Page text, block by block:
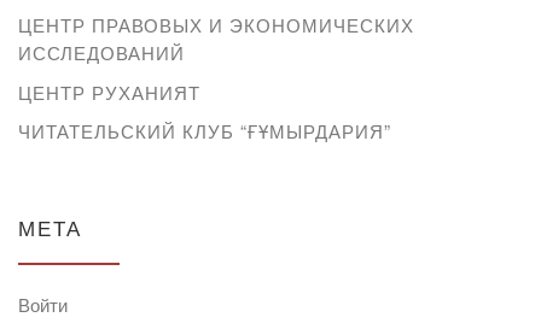
ЦЕНТР ПРАВОВЫХ И ЭКОНОМИЧЕСКИХ
ИССЛЕДОВАНИЙ
ЦЕНТР РУХАНИЯТ
ЧИТАТЕЛЬСКИЙ КЛУБ “ҒҰМЫРДАРИЯ”
МЕТА
Войти